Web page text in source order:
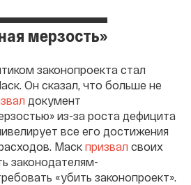
мерзость»
законопроекта стал
Он сказал, что больше не
документ
из-за роста дефицита
все его достижения
Маск призвал своих
законодателям-
«убить законопроект».